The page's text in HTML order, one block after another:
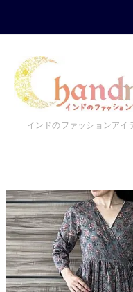
インドのファッションアイ